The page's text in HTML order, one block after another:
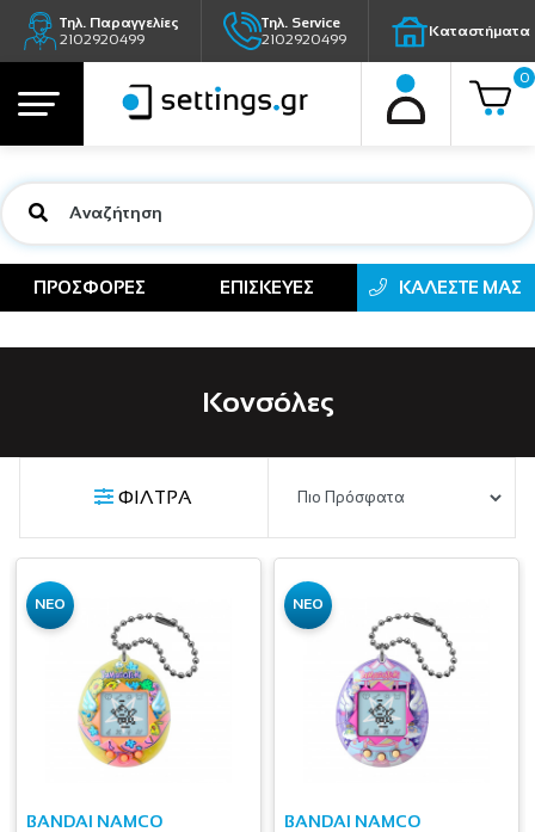
Τηλ. Παραγγελίες
2102920499
Τηλ. Service
2102920499
Καταστήματα
0
ΠΡΟΣΦΟΡΕΣ ΕΠΙΣΚΕΥΕΣ ΚΑΛΕΣΤΕ ΜΑΣ
Κονσόλες
ΦΙΛΤΡΑ
ΝΕΟ
BANDAI NAMCO
ΝΕΟ
BANDAI NAMCO